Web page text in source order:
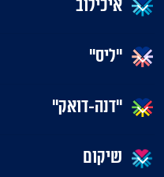
איכילוב
"ליס"
"דנה-דואק"
שיקום